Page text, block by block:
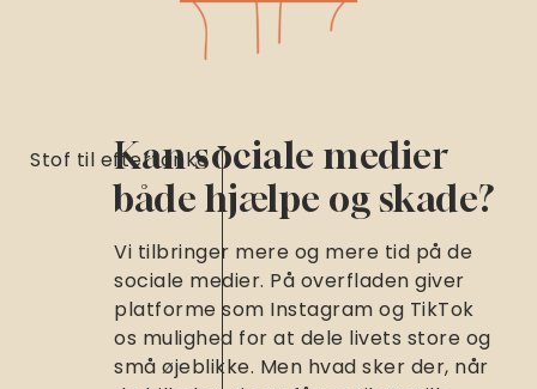
Kan sociale medier
både hjælpe og skade?
Vi tilbringer mere og mere tid på de
sociale medier. På overfladen giver
platforme som Instagram og TikTok
os mulighed for at dele livets store og
små øjeblikke. Men hvad sker der, når
Stof til eftertanke